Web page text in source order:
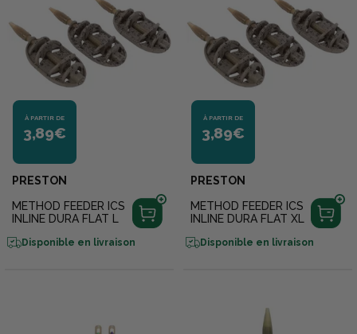
À PARTIR DE
3,89€
PRESTON
METHOD FEEDER ICS
INLINE DURA FLAT L
Disponible en livraison
À PARTIR DE
3,89€
PRESTON
METHOD FEEDER ICS
INLINE DURA FLAT XL
Disponible en livraison